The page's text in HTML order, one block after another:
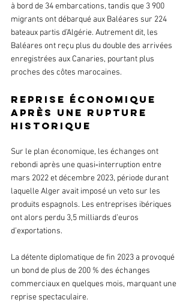
à bord de 34 embarcations, tandis que 3 900
migrants ont débarqué aux Baléares sur 224
bateaux partis d’Algérie. Autrement dit, les
Baléares ont reçu plus du double des arrivées
enregistrées aux Canaries, pourtant plus
proches des côtes marocaines.
Reprise économique
après une rupture
historique
Sur le plan économique, les échanges ont
rebondi après une quasi‑interruption entre
mars 2022 et décembre 2023, période durant
laquelle Alger avait imposé un veto sur les
produits espagnols. Les entreprises ibériques
ont alors perdu 3,5 milliards d’euros
d’exportations.
La détente diplomatique de fin 2023 a provoqué
un bond de plus de 200 % des échanges
commerciaux en quelques mois, marquant une
reprise spectaculaire.